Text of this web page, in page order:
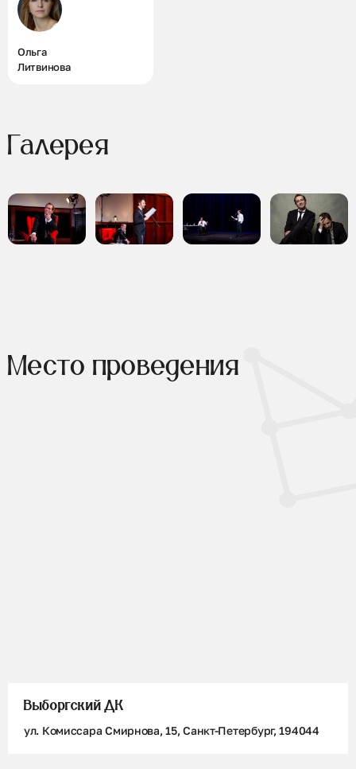
Ольга
Литвинова
Галерея
Место проведения
Выборгский ДК
ул. Комиссара Смирнова, 15, Санкт-Петербург, 194044